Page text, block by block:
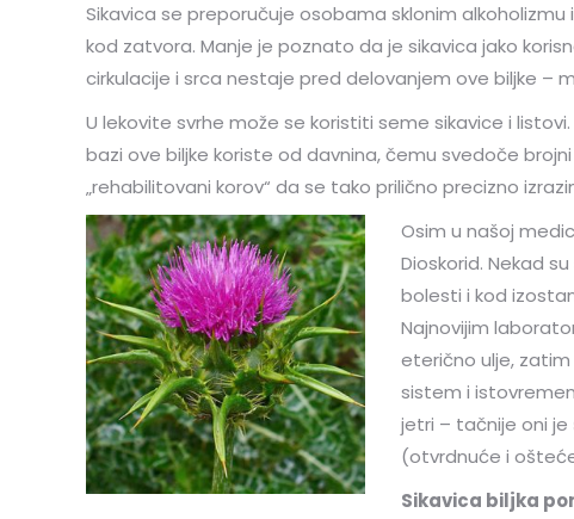
Sikavica se preporučuje osobama sklonim
kod zatvora. Manje je poznato da je sikavica jako
cirkulacije i srca nestaje pred delovanjem ove biljke –
U lekovite svrhe može se koristiti seme sikavice i
bazi ove biljke koriste od davnina, čemu svedoče
„rehabilitovani korov“ da se tako prilično precizno
Osim u našoj
Dioskorid. Nekad
bolesti i kod
Najnovijim
eterično ulje,
sistem i
jetri – tačnije oni
(otvrdnuće i
Sikavica biljka